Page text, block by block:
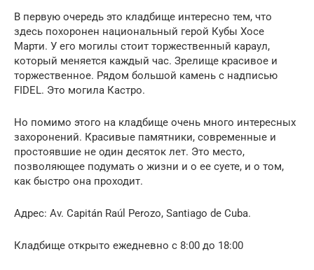
В первую очередь это кладбище интересно тем, что
здесь похоронен национальный герой Кубы Хосе
Марти. У его могилы стоит торжественный караул,
который меняется каждый час. Зрелище красивое и
торжественное. Рядом большой камень с надписью
FIDEL. Это могила Кастро.
Но помимо этого на кладбище очень много интересных
захоронений. Красивые памятники, современные и
простоявшие не один десяток лет. Это место,
позволяющее подумать о жизни и о ее суете, и о том,
как быстро она проходит.
Адрес: Av. Capitán Raúl Perozo, Santiago de Cuba.
Кладбище открыто ежедневно с 8:00 до 18:00